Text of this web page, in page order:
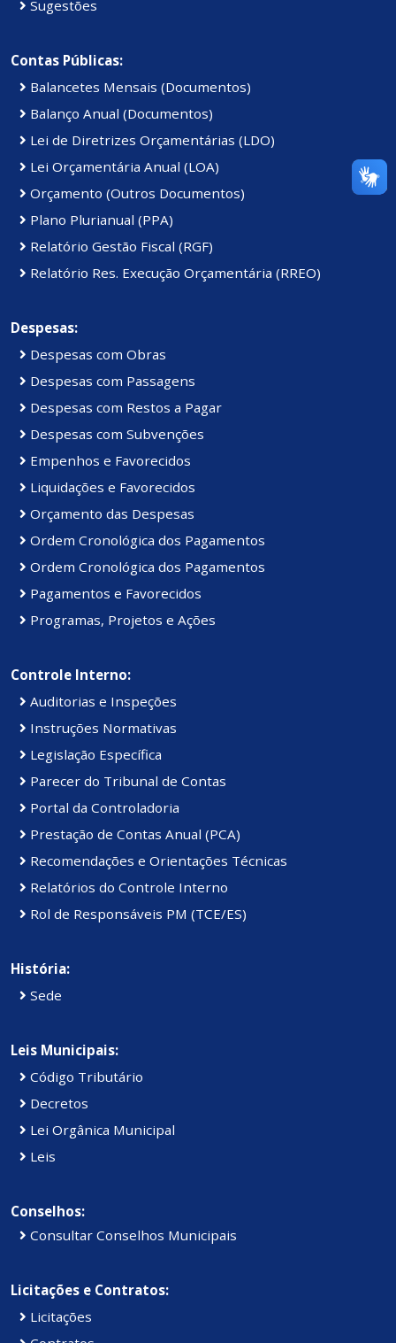
Sugestões
Contas Públicas:
Balancetes Mensais (Documentos)
Balanço Anual (Documentos)
Lei de Diretrizes Orçamentárias (LDO)
Lei Orçamentária Anual (LOA)
Orçamento (Outros Documentos)
Plano Plurianual (PPA)
Relatório Gestão Fiscal (RGF)
Relatório Res. Execução Orçamentária (RREO)
Despesas:
Despesas com Obras
Despesas com Passagens
Despesas com Restos a Pagar
Despesas com Subvenções
Empenhos e Favorecidos
Liquidações e Favorecidos
Orçamento das Despesas
Ordem Cronológica dos Pagamentos
Ordem Cronológica dos Pagamentos
Pagamentos e Favorecidos
Programas, Projetos e Ações
Controle Interno:
Auditorias e Inspeções
Instruções Normativas
Legislação Específica
Parecer do Tribunal de Contas
Portal da Controladoria
Prestação de Contas Anual (PCA)
Recomendações e Orientações Técnicas
Relatórios do Controle Interno
Rol de Responsáveis PM (TCE/ES)
História:
Sede
Leis Municipais:
Código Tributário
Decretos
Lei Orgânica Municipal
Leis
Conselhos:
Consultar Conselhos Municipais
Licitações e Contratos:
Licitações